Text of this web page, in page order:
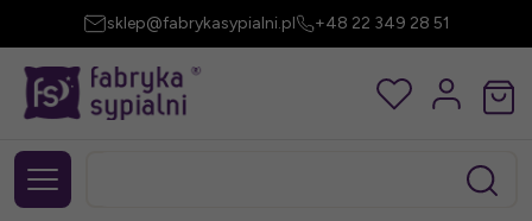
sklep@fabrykasypialni.pl +48 22 349 28 51